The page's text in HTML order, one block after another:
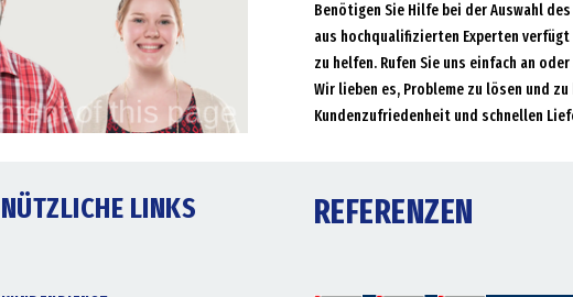
Benötigen Sie Hilfe bei der Auswahl
aus hochqualifizierten Experten
zu helfen. Rufen Sie uns einfach an
Wir lieben es, Probleme zu lösen und
Kundenzufriedenheit und schnellen
NÜTZLICHE LINKS REFERENZEN